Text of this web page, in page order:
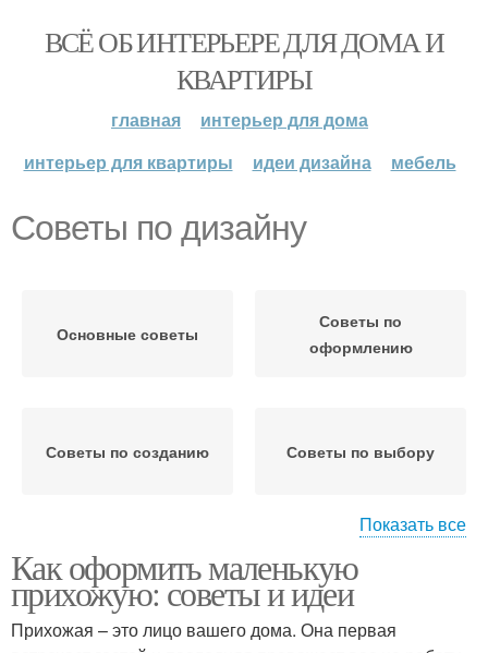
ВСЁ ОБ ИНТЕРЬЕРЕ ДЛЯ ДОМА И
КВАРТИРЫ
главная
интерьер для дома
интерьер для квартиры
идеи дизайна мебель
Советы по дизайну
Основные советы
Советы по
оформлению
Советы по созданию Советы по выбору
Рекомендации по
дизайну
Тенденции в дизайне
Показать все
Как оформить маленькую
прихожую: советы и идеи
Прихожая – это лицо вашего дома. Она первая